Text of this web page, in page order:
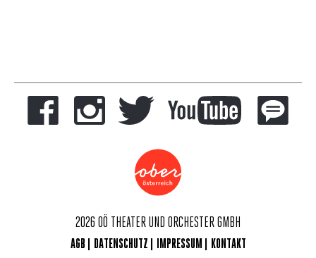
2026 OÖ THEATER UND ORCHESTER GMBH
AGB DATENSCHUTZ IMPRESSUM KONTAKT